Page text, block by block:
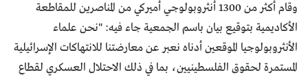
وقام أكثر من 1300 أنثروبولوجي أميركي من المناصرين للمقاطعة
الأكاديمية بتوقيع بيان باسم الجمعية جاء فيه: "نحن علماء
الأنثروبولوجيا الموقعين أدناه نعبر عن معارضتنا للانتهاكات الإسرائيلية
المستمرة لحقوق الفلسطينيين، بما في ذلك الاحتلال العسكري لقطاع